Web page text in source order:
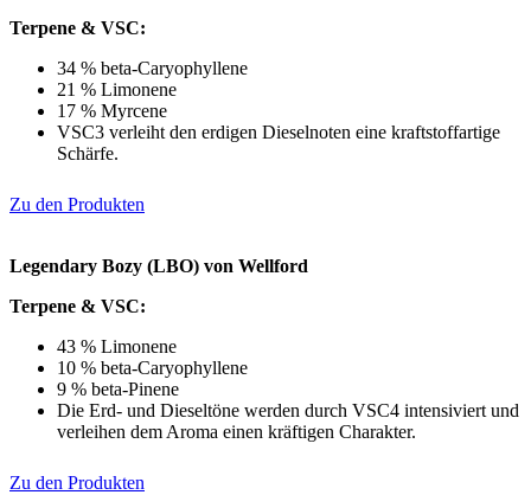
Terpene & VSC:
34 % beta-Caryophyllene
21 % Limonene
17 % Myrcene
VSC3 verleiht den erdigen Dieselnoten eine kraftstoffartige
Schärfe.
Zu den Produkten
Legendary Bozy (LBO) von Wellford
Terpene & VSC:
43 % Limonene
10 % beta-Caryophyllene
9 % beta-Pinene
Die Erd- und Dieseltöne werden durch VSC4 intensiviert und
verleihen dem Aroma einen kräftigen Charakter.
Zu den Produkten